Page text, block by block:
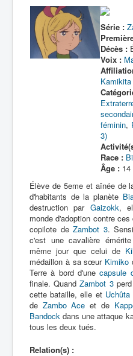
Série :
Décès :
Voix :
Kamikita
féminin,
3)
Race :
Âge :14
Élève de 5eme et aînée de
d'habitants de la planète
destruction par Gaizokk,
monde d'adoption contre
copilote deZambot 3.
c'est une cavalière
même jour que celui de
médaillon à sa sœur Kimiko
Terre à bord d'unecapsule
finale. QuandZambot 3perd
cette bataille, elle et
de Zambo Ace et de
Bandock dans une attaque
tous les deux tués.
Relation(s) :